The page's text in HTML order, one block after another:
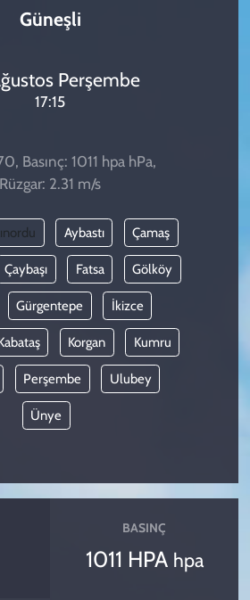
Güneşli
Perşembe
17:15
Basınç: 1011 hpa hPa,
Rüzgar: 2.31 m/s
Aybastı Çamaş
Çaybaşı Fatsa Gölköy
Gürgentepe İkizce
Korgan Kumru
Perşembe Ulubey
Ünye
BASINÇ
1011 HPA hpa